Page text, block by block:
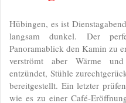
Hübingen, es ist
langsam dunkel. Der
Panoramablick den Kamin zu
verströmt aber Wärme
entzündet, Stühle
bereitgestellt. Ein letzter
wie es zu einer Café-